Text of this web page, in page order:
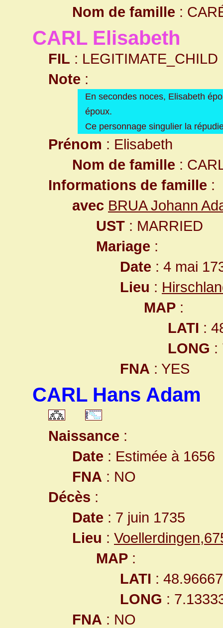
Nom de famille :
CARL Elisabeth
FIL : LEGITIMATE_CHILD
Note :
En secondes noces, Elisabeth
époux.
Ce personnage singulier la
Prénom : Elisabeth
Nom de famille :
Informations de famille :
avec BRUA Johann
UST : MARRIED
Mariage :
Date : 4 mai
Lieu :
MAP :
LATI :
LONG :
FNA : YES
CARL Hans Adam
Naissance :
Date : Estimée à 1656
FNA : NO
Décès :
Date : 7 juin 1735
Lieu :
MAP :
LATI :
LONG :
FNA : NO